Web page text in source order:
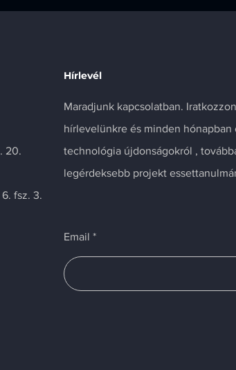
20.
fsz. 3.
Hírlevél
Maradjunk kapcsolatban.
hírlevelünkre és minden hónapban
technológia újdonságokról ,
legérdeksebb projekt
Email